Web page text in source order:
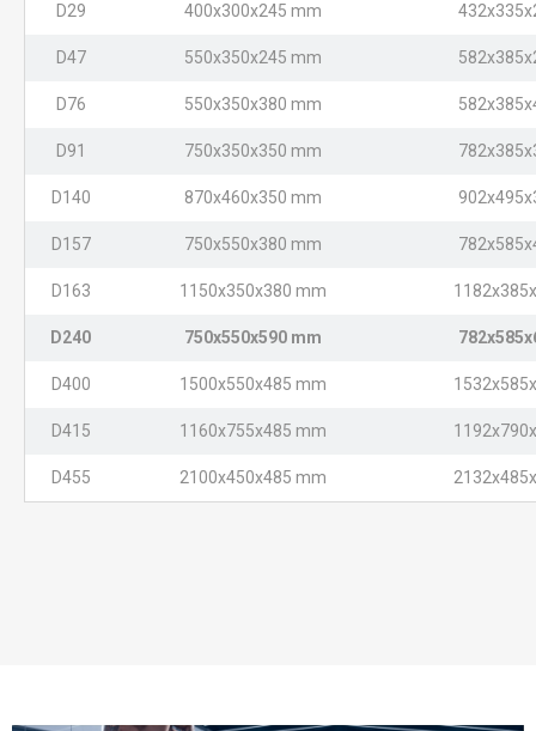
D29 400x300x245 mm
D47 550x350x245 mm
D76 550x350x380 mm
D91 750x350x350 mm
D140 870x460x350 mm
D157 750x550x380 mm
D163 1150x350x380 mm
D240 750x550x590 mm
D400 1500x550x485 mm
D415 1160x755x485 mm
D455 2100x450x485 mm